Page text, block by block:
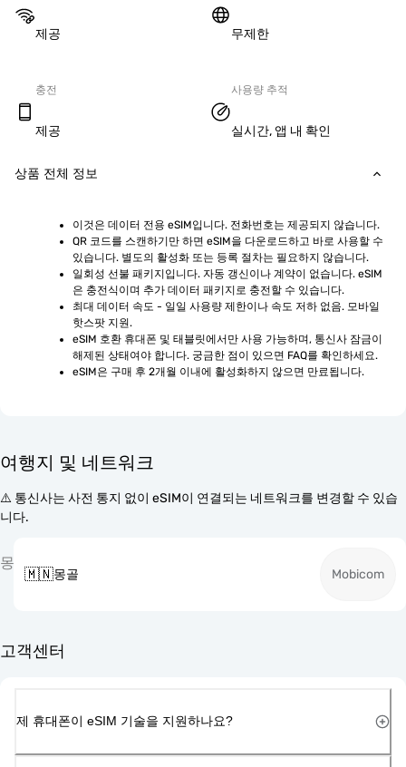
제공 무제한
충전
제공
사용량 추적
실시간, 앱 내 확인
상품 전체 정보
이것은 데이터 전용 eSIM입니다. 전화번호는 제공되지 않습니다.
QR 코드를 스캔하기만 하면 eSIM을 다운로드하고 바로 사용할 수
있습니다. 별도의 활성화 또는 등록 절차는 필요하지 않습니다.
일회성 선불 패키지입니다. 자동 갱신이나 계약이 없습니다. eSIM
은 충전식이며 추가 데이터 패키지로 충전할 수 있습니다.
최대 데이터 속도 - 일일 사용량 제한이나 속도 저하 없음. 모바일
핫스팟 지원.
eSIM 호환 휴대폰 및 태블릿에서만 사용 가능하며, 통신사 잠금이
해제된 상태여야 합니다. 궁금한 점이 있으면 FAQ를 확인하세요.
eSIM은 구매 후 2개월 이내에 활성화하지 않으면 만료됩니다.
여행지 및 네트워크
⚠️ 통신사는 사전 통지 없이 eSIM이 연결되는 네트워크를 변경할 수 있습
니다.
몽
🇲🇳몽골 Mobicom
고객센터
제 휴대폰이 eSIM 기술을 지원하나요?